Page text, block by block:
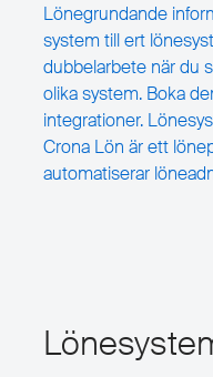
Lönegrundande
system till ert
dubbelarbete när du
olika system. Boka
integrationer.
Crona Lön är ett
automatiserar